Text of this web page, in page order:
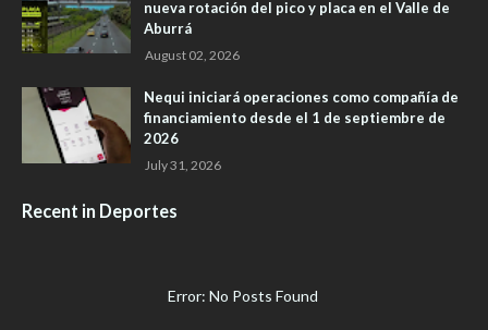
nueva rotación del pico y placa en el Valle de
Aburrá
August 02, 2026
Nequi iniciará operaciones como compañía de
financiamiento desde el 1 de septiembre de
2026
July 31, 2026
Recent in Deportes
Error: No Posts Found